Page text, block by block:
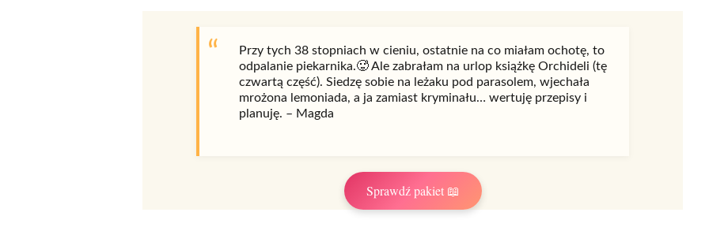
Przy tych 38 stopniach w cieniu, ostatnie na co miałam ochotę, to
odpalanie piekarnika.🥵 Ale zabrałam na urlop książkę Orchideli (tę
czwartą część). Siedzę sobie na leżaku pod parasolem, wjechała
mrożona lemoniada, a ja zamiast kryminału… wertuję przepisy i
planuję. – Magda
Sprawdź pakiet 📖